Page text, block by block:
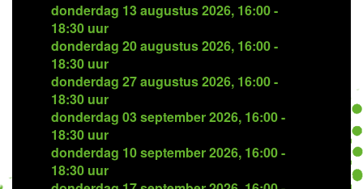
donderdag 13 augustus 2026, 16:00 -
18:30 uur
donderdag 20 augustus 2026, 16:00 -
18:30 uur
donderdag 27 augustus 2026, 16:00 -
18:30 uur
donderdag 03 september 2026, 16:00 -
18:30 uur
donderdag 10 september 2026, 16:00 -
18:30 uur